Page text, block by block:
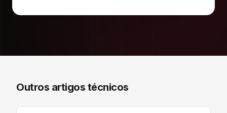
Outros artigos técnicos